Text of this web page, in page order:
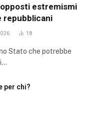
estremismi
repubblicani
18
Stato che potrebbe
per chi?